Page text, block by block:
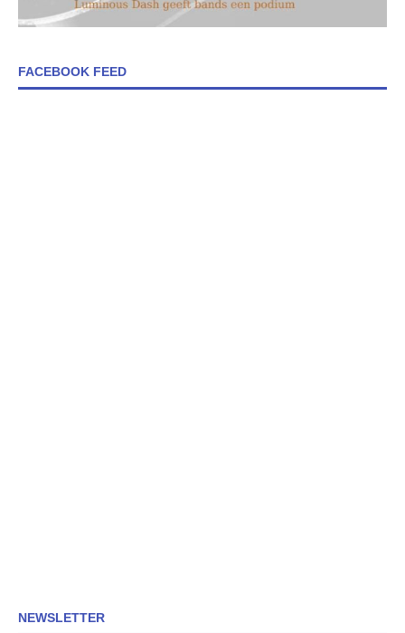
FACEBOOK FEED
NEWSLETTER